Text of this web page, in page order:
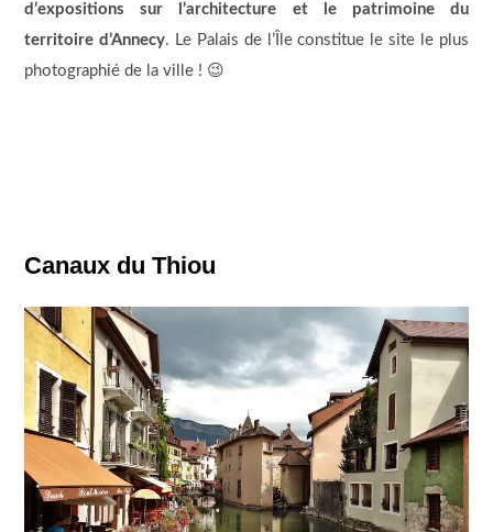
d’expositions sur l’architecture et le patrimoine du
territoire d’Annecy. Le Palais de l’Île constitue le site le plus
photographié de la ville ! 😉
Canaux du Thiou